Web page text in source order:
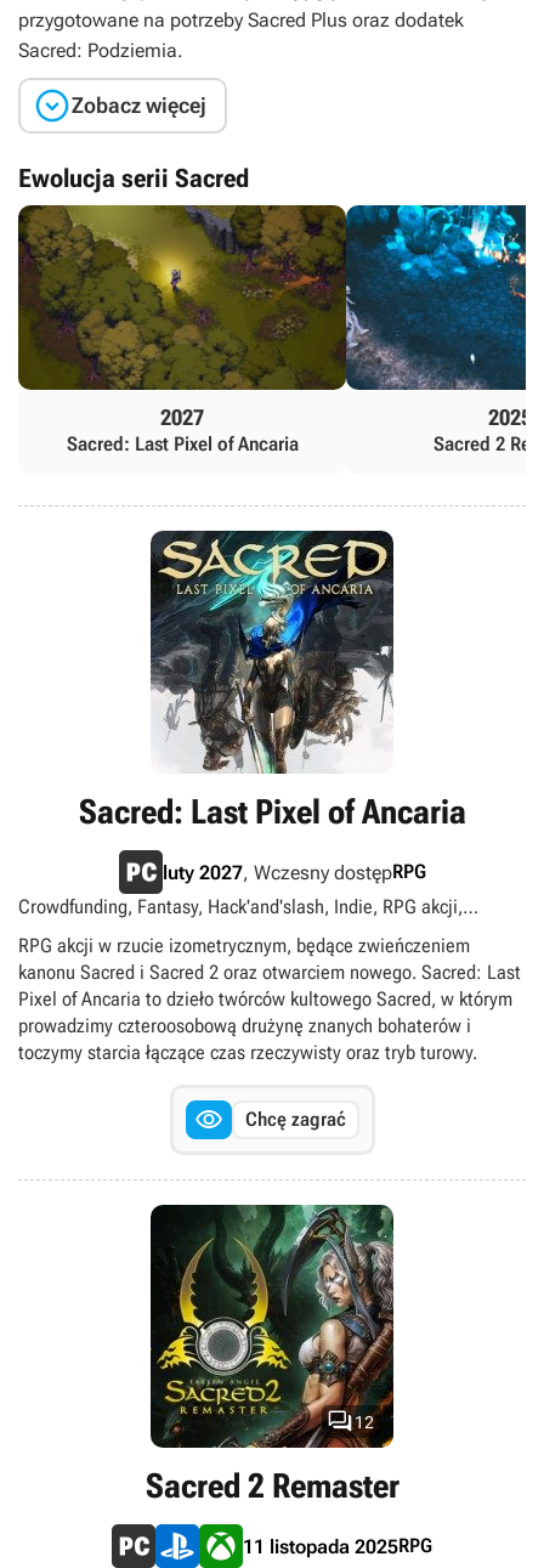
przygotowane na potrzeby Sacred Plus oraz dodatek
Sacred: Podziemia.
Zobacz więcej
Ewolucja serii Sacred
2027
Sacred: Last Pixel of Ancaria
2025
Sacred 2
Sacred: Last Pixel of Ancaria
luty 2027, Wczesny dostępRPG
Crowdfunding, Fantasy, Hack'and'slash, Indie, RPG akcji,
Singleplayer, Widok izometryczny
RPG akcji w rzucie izometrycznym, będące zwieńczeniem
kanonu Sacred i Sacred 2 oraz otwarciem nowego. Sacred: Last
Pixel of Ancaria to dzieło twórców kultowego Sacred, w którym
prowadzimy czteroosobową drużynę znanych bohaterów i
toczymy starcia łączące czas rzeczywisty oraz tryb turowy.
 Chcę zagrać
12
Sacred 2 Remaster
11 listopada 2025RPG